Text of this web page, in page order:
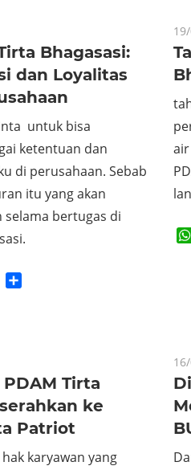
Bhagasasi:
dan Loyalitas
untuk bisa
ketentuan dan
di perusahaan. Sebab
itu yang akan
selama bertugas di
Yahoo
Tirta
ke
Patriot
karyawan yang